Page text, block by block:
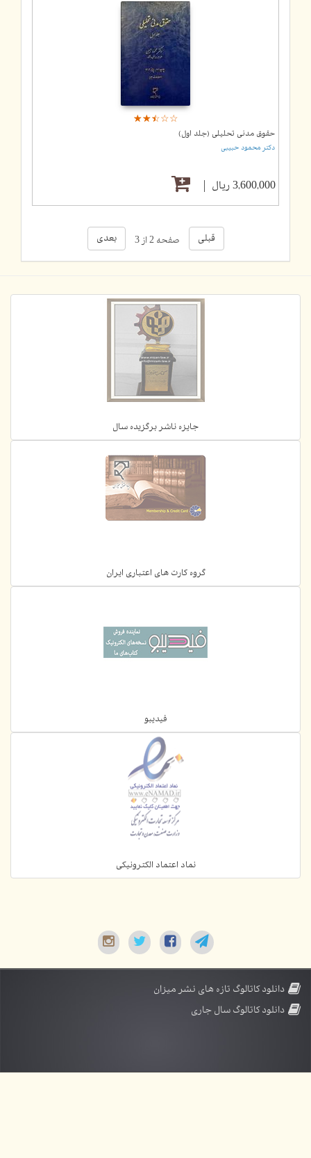
☆☆☆☆☆
★★★★★
حقوق مدنی تحلیلی (جلد اول)
دکتر محمود حبیبی
3,600,000 ریال
قبلی صفحه 2 از 3 بعدی
جایزه ناشر برگزیده سال
گروه کارت های اعتباری ایران
فیدیبو
نماد اعتماد الکترونیکی
دانلود کاتالوگ تازه های نشر میزان
دانلود کاتالوگ سال جاری